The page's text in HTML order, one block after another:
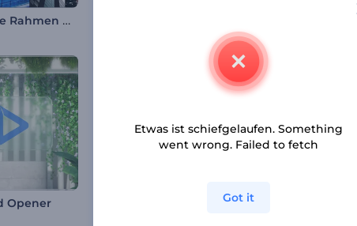
Kinetische Rahmen Opener
Opener Heiligabend Animationen
Etwas ist schiefgelaufen. Something
went wrong. Failed to fetch
Got it